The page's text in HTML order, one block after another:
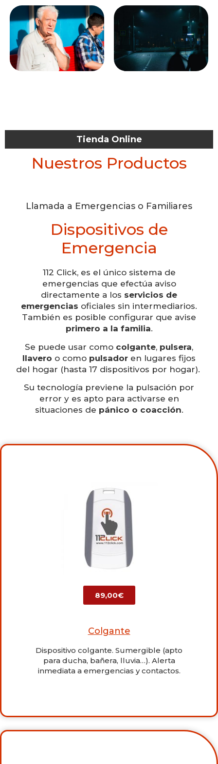
Tienda Online
Nuestros Productos
Llamada a Emergencias o Familiares
Dispositivos de
Emergencia
112 Click, es el único sistema de
emergencias que efectúa aviso
directamente a los servicios de
emergencias oficiales sin intermediarios.
También es posible configurar que avise
primero a la familia.
Se puede usar como colgante, pulsera,
llavero o como pulsador en lugares fijos
del hogar (hasta 17 dispositivos por hogar).
Su tecnología previene la pulsación por
error y es apto para activarse en
situaciones de pánico o coacción.
89,00€
Colgante
Dispositivo colgante. Sumergible (apto
para ducha, bañera, lluvia…). Alerta
inmediata a emergencias y contactos.